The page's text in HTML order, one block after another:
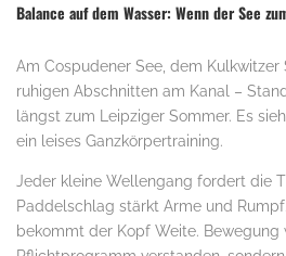
Balance auf dem Wasser: Wenn der See
Am Cospudener See, dem
ruhigen Abschnitten am Kanal –
längst zum Leipziger Sommer. Es
ein leises Ganzkörpertraining.
Jeder kleine Wellengang fordert die
Paddelschlag stärkt Arme und
bekommt der Kopf Weite. Bewegung